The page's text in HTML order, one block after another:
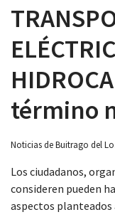
término
Noticias de Buitrago del
Los ciudadanos,
consideren pueden
aspectos planteados